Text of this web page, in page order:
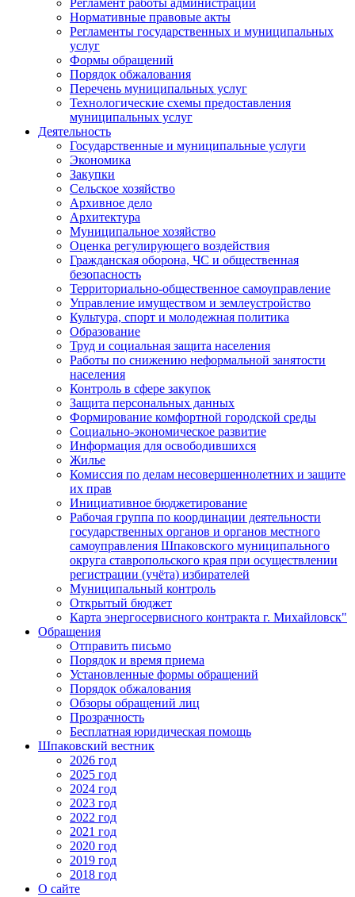
Регламент работы администрации
Нормативные правовые акты
Регламенты государственных и муниципальных
услуг
Формы обращений
Порядок обжалования
Перечень муниципальных услуг
Технологические схемы предоставления
муниципальных услуг
Деятельность
Государственные и муниципальные услуги
Экономика
Закупки
Сельское хозяйство
Архивное дело
Архитектура
Муниципальное хозяйство
Оценка регулирующего воздействия
Гражданская оборона, ЧС и общественная
безопасность
Территориально-общественное самоуправление
Управление имуществом и землеустройство
Культура, спорт и молодежная политика
Образование
Труд и социальная защита населения
Работы по снижению неформальной занятости
населения
Контроль в сфере закупок
Защита персональных данных
Формирование комфортной городской среды
Социально-экономическое развитие
Информация для освободившихся
Жилье
Комиссия по делам несовершеннолетних и защите
их прав
Инициативное бюджетирование
Рабочая группа по координации деятельности
государственных органов и органов местного
самоуправления Шпаковского муниципального
округа ставропольского края при осуществлении
регистрации (учёта) избирателей
Муниципальный контроль
Открытый бюджет
Карта энергосервисного контракта г. Михайловск"
Обращения
Отправить письмо
Порядок и время приема
Установленные формы обращений
Порядок обжалования
Обзоры обращений лиц
Прозрачность
Бесплатная юридическая помощь
Шпаковский вестник
2026 год
2025 год
2024 год
2023 год
2022 год
2021 год
2020 год
2019 год
2018 год
О сайте